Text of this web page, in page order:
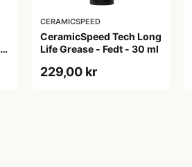
CERAMICSPEED
CeramicSpeed Tech Long
Life Grease - Fedt - 30 ml
229,00 kr